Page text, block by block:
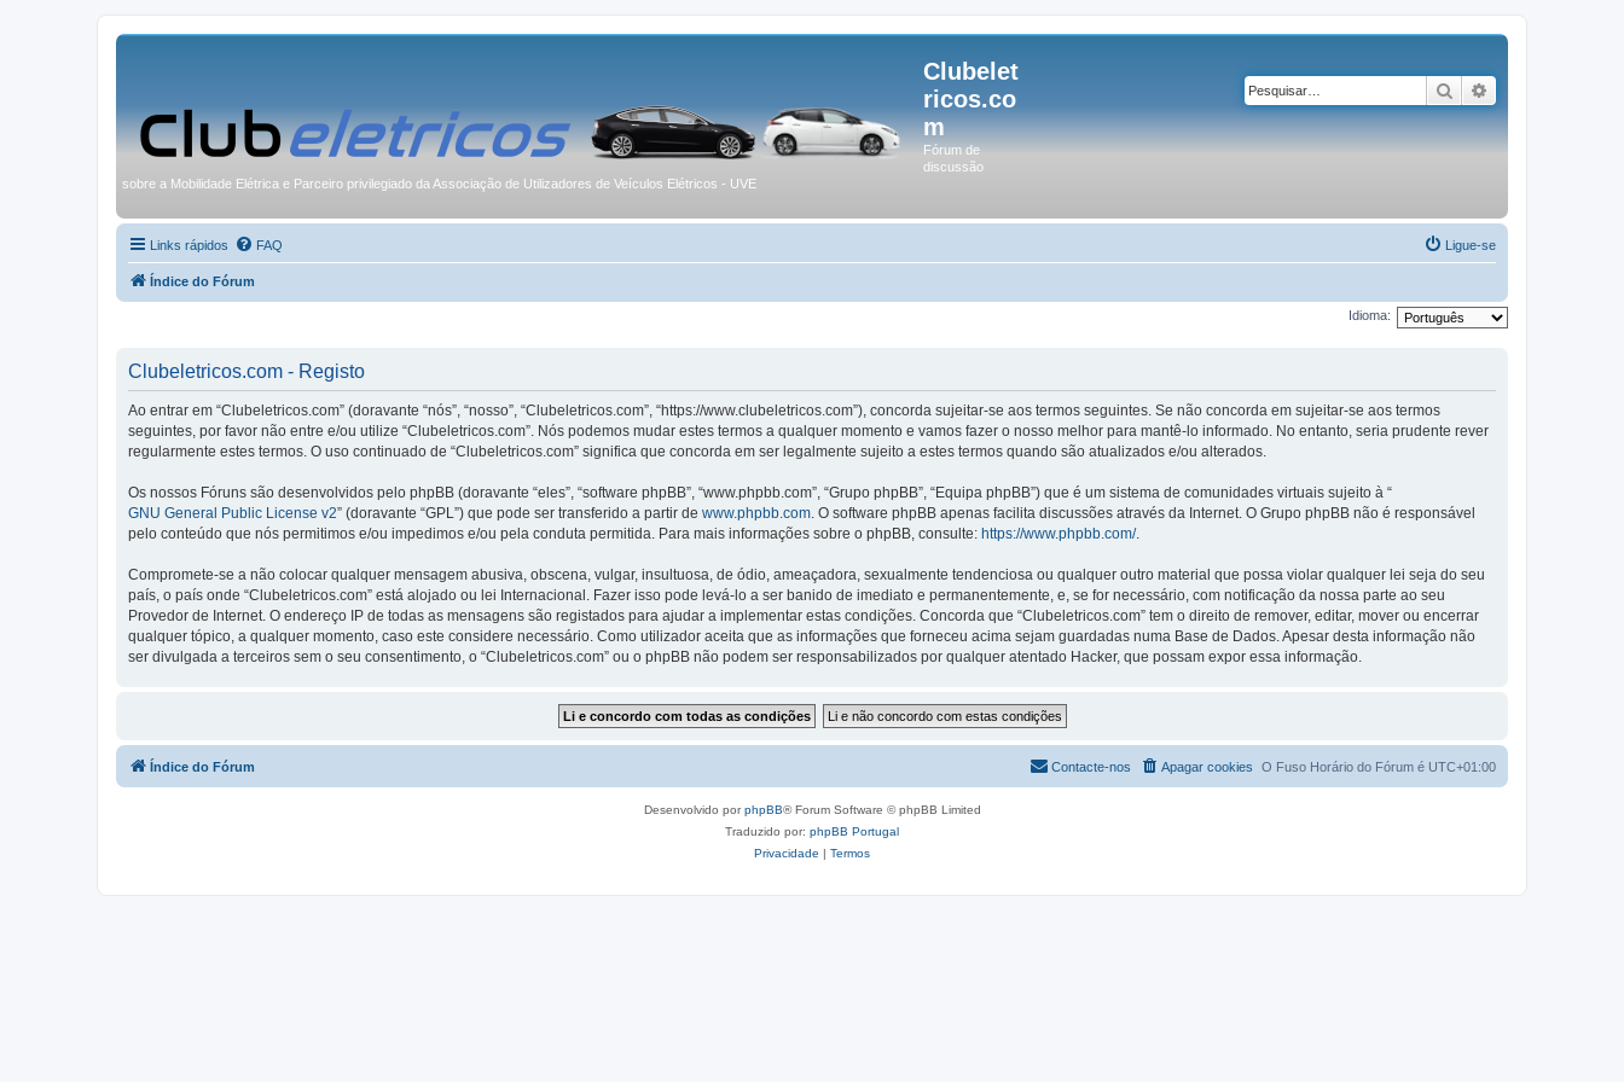
Clubelet
ricos.co
m
Fórum de
discussão
sobre a Mobilidade Elétrica e Parceiro privilegiado da Associação de Utilizadores de Veículos Elétricos - UVE
Pesquisar
Links rápidos FAQ Ligue-se
Índice do Fórum
Idioma:
Clubeletricos.com - Registo
Ao entrar em “Clubeletricos.com” (doravante “nós”, “nosso”, “Clubeletricos.com”, “https://www.clubeletricos.com”), concorda sujeitar-se aos termos seguintes. Se não concorda em sujeitar-se aos termos
seguintes, por favor não entre e/ou utilize “Clubeletricos.com”. Nós podemos mudar estes termos a qualquer momento e vamos fazer o nosso melhor para mantê-lo informado. No entanto, seria prudente rever
regularmente estes termos. O uso continuado de “Clubeletricos.com” significa que concorda em ser legalmente sujeito a estes termos quando são atualizados e/ou alterados.
Os nossos Fóruns são desenvolvidos pelo phpBB (doravante “eles”, “software phpBB”, “www.phpbb.com”, “Grupo phpBB”, “Equipa phpBB”) que é um sistema de comunidades virtuais sujeito à “
GNU General Public License v2” (doravante “GPL”) que pode ser transferido a partir de www.phpbb.com. O software phpBB apenas facilita discussões através da Internet. O Grupo phpBB não é responsável
pelo conteúdo que nós permitimos e/ou impedimos e/ou pela conduta permitida. Para mais informações sobre o phpBB, consulte: https://www.phpbb.com/.
Compromete-se a não colocar qualquer mensagem abusiva, obscena, vulgar, insultuosa, de ódio, ameaçadora, sexualmente tendenciosa ou qualquer outro material que possa violar qualquer lei seja do seu
país, o país onde “Clubeletricos.com” está alojado ou lei Internacional. Fazer isso pode levá-lo a ser banido de imediato e permanentemente, e, se for necessário, com notificação da nossa parte ao seu
Provedor de Internet. O endereço IP de todas as mensagens são registados para ajudar a implementar estas condições. Concorda que “Clubeletricos.com” tem o direito de remover, editar, mover ou encerrar
qualquer tópico, a qualquer momento, caso este considere necessário. Como utilizador aceita que as informações que forneceu acima sejam guardadas numa Base de Dados. Apesar desta informação não
ser divulgada a terceiros sem o seu consentimento, o “Clubeletricos.com” ou o phpBB não podem ser responsabilizados por qualquer atentado Hacker, que possam expor essa informação.
Índice do Fórum O Fuso Horário do Fórum é UTC+01:00
Apagar cookies
Contacte-nos
Desenvolvido porphpBB® Forum Software © phpBB Limited
Traduzido por: phpBB Portugal
Privacidade | Termos